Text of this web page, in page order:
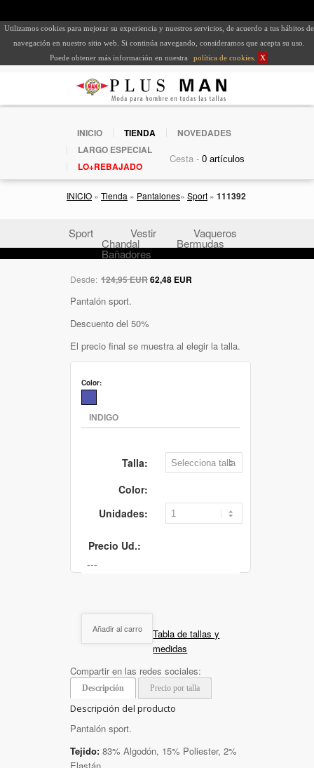
Utilizamos cookies para mejorar su experiencia y nuestros servicios, de acuerdo a tus hábitos de
navegación en nuestro sitio web. Si continúa navegando, consideramos que acepta su uso.
Puede obtener más información en nuestra
política de cookies X
INICIO TIENDA
NOVEDADES
LARGO ESPECIAL
LO+REBAJADO
Cesta -
INICIO » Tienda » Pantalones» Sport » 111392
Sport Vestir Vaqueros
Chandal Bermudas
Bañadores
Desde: 124,95 EUR62,48 EUR
Pantalón sport.
Descuento del 50%
El precio final se muestra al elegir la talla.
Color:
Talla:
Color:
Unidades:
Precio Ud.:
Añadir al carro
Tabla de tallas y
medidas
Compartir en las redes sociales:
Descripción Precio por talla
Descripción del producto
Pantalón sport.
Tejido: 83% Algodón, 15% Poliester, 2%